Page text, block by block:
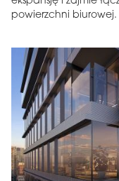
powierzchni biurowej.